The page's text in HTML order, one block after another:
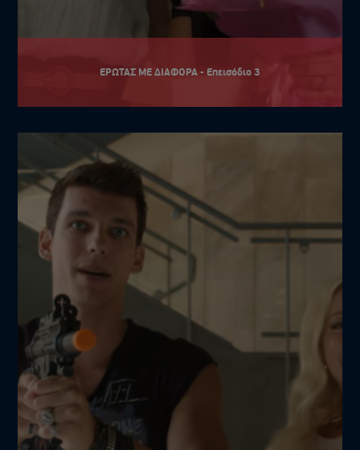
ΕΡΩΤΑΣ ΜΕ ΔΙΑΦΟΡΑ - Επεισόδιο 3